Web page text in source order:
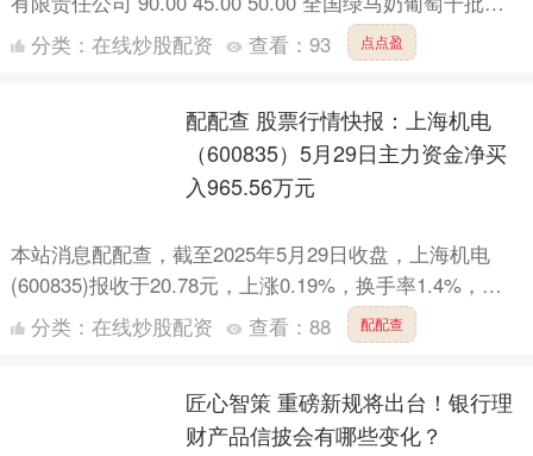
价格行情走势分析点点盈 从今日全国....
分类： 在线炒股配资 查看： 93 点点盈
配配查 股票行情快报：上海机电
（600835）5月29日主力资金净买
入965.56万元
本站消息配配查，截至2025年5月29日收盘，上海机电
(600835)报收于20.78元，上涨0.19%，换手率1.4%，成
交量11.31万手，成交额2.35亿....
分类： 在线炒股配资 查看： 88 配配查
匠心智策 重磅新规将出台！银行理
财产品信披会有哪些变化？